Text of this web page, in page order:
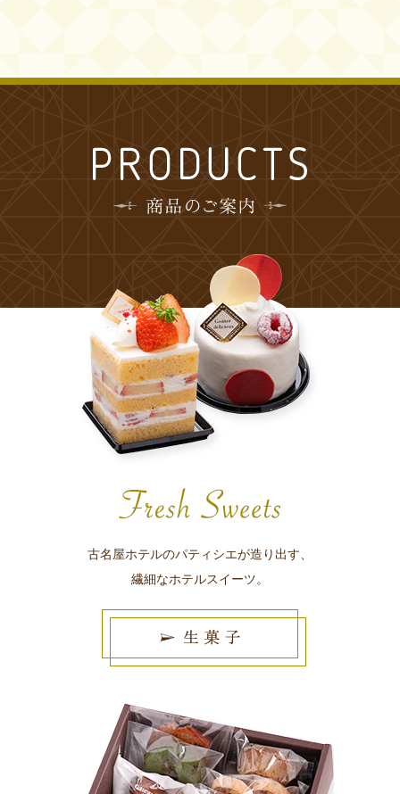
古名屋ホテルのパティシエが造り出す、
繊細なホテルスイーツ。